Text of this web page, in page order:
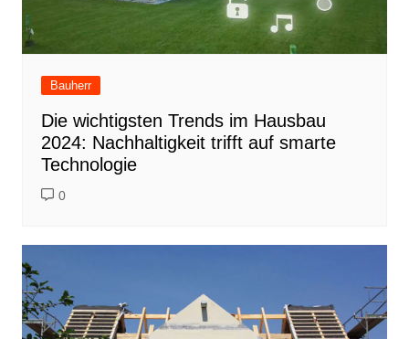
Bauherr
Die wichtigsten Trends im Hausbau
2024: Nachhaltigkeit trifft auf smarte
Technologie
0